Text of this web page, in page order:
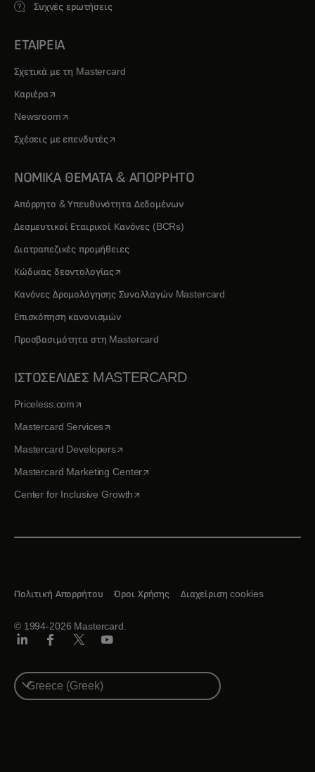
Συχνές ερωτήσεις
ΕΤΑΙΡΕΙΑ
Σχετικά με τη Mastercard
Καριέραopens in a new tab
Newsroomopens in a new tab
Σχέσεις με επενδυτέςopens in a new tab
ΝΟΜΙΚΑ ΘΕΜΑΤΑ & ΑΠΟΡΡΗΤΟ
Απόρρητο & Υπευθυνότητα Δεδομένων
Δεσμευτικοί Εταιρικοί Κανόνες (BCRs)
Διατραπεζικές προμήθειες
Κώδικας δεοντολογίαςopens in a new tab
Κανόνες Δρομολόγησης Συναλλαγών Mastercard
Επισκόπηση κανονισμών
Προσβασιμότητα στη Mastercard
ΙΣΤΟΣΕΛΙΔΕΣ MASTERCARD
Priceless.comopens in a new tab
Mastercard Servicesopens in a new tab
Mastercard Developersopens in a new tab
Mastercard Marketing Centeropens in a new tab
Center for Inclusive Growthopens in a new tab
© 1994-2026 Mastercard.
Πολιτική Απορρήτου Όροι Χρήσης Διαχείριση cookies
Select
a
country